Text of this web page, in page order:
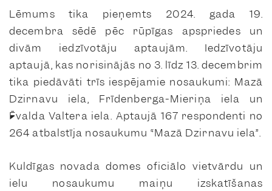
Lēmums tika pieņemts 2024. gada 19.
decembra sēdē pēc rūpīgas apspriedes un
divām iedzīvotāju aptaujām. Iedzīvotāju
aptaujā, kas norisinājās no 3. līdz 13. decembrim
tika piedāvāti trīs iespējamie nosaukumi: Mazā
Dzirnavu iela, Frīdenberga-Mieriņa iela un
Ēvalda Valtera iela. Aptaujā 167 respondenti no
264 atbalstīja nosaukumu “Mazā Dzirnavu iela”.
Kuldīgas novada domes oficiālo vietvārdu un
ielu nosaukumu maiņu izskatīšanas